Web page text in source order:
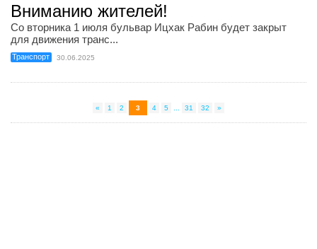
Вниманию жителей!
Со вторника 1 июля бульвар Ицхак Рабин будет закрыт
для движения транс...
Транспорт 30.06.2025
« 1 2 3 4 5 31 32 »